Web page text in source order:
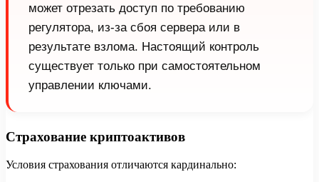
может отрезать доступ по требованию
регулятора, из-за сбоя сервера или в
результате взлома. Настоящий контроль
существует только при самостоятельном
управлении ключами.
Страхование криптоактивов
Условия страхования отличаются кардинально: